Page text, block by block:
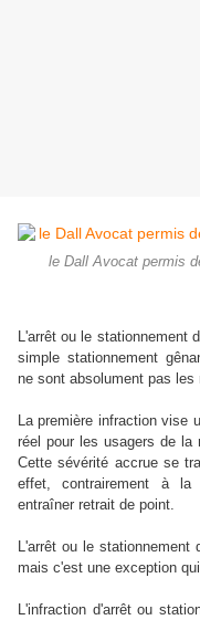
le Dall Avocat permis
L'arrêt ou le stationnement
simple stationnement
ne sont absolument pas les
La première infraction vise
réel pour les usagers de la
Cette sévérité accrue se
effet, contrairement à la
entraîner retrait de point.
L'arrêt ou le stationnement
mais c'est une exception
L'infraction d'arrêt ou